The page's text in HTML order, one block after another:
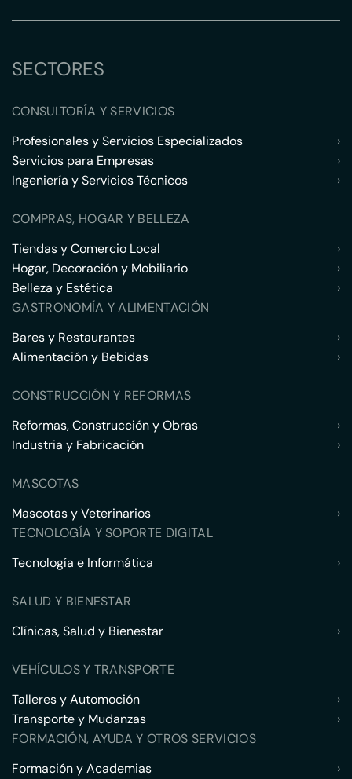
SECTORES
CONSULTORÍA Y SERVICIOS
Profesionales y Servicios Especializados
›
Servicios para Empresas
›
Ingeniería y Servicios Técnicos
›
COMPRAS, HOGAR Y BELLEZA
Tiendas y Comercio Local
›
Hogar, Decoración y Mobiliario
›
Belleza y Estética
›
GASTRONOMÍA Y ALIMENTACIÓN
Bares y Restaurantes
›
Alimentación y Bebidas
›
CONSTRUCCIÓN Y REFORMAS
Reformas, Construcción y Obras
›
Industria y Fabricación
›
MASCOTAS
Mascotas y Veterinarios
›
TECNOLOGÍA Y SOPORTE DIGITAL
Tecnología e Informática
›
SALUD Y BIENESTAR
Clínicas, Salud y Bienestar
›
VEHÍCULOS Y TRANSPORTE
Talleres y Automoción
›
Transporte y Mudanzas
›
FORMACIÓN, AYUDA Y OTROS SERVICIOS
Formación y Academias
›